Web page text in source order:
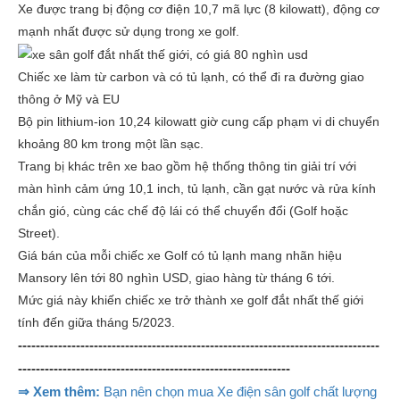
Xe được trang bị động cơ điện 10,7 mã lực (8 kilowatt), động cơ
mạnh nhất được sử dụng trong xe golf.
Chiếc xe làm từ carbon và có tủ lạnh, có thể đi ra đường giao
thông ở Mỹ và EU
Bộ pin lithium-ion 10,24 kilowatt giờ cung cấp phạm vi di chuyển
khoảng 80 km trong một lần sạc.
Trang bị khác trên xe bao gồm hệ thống thông tin giải trí với
màn hình cảm ứng 10,1 inch, tủ lạnh, cần gạt nước và rửa kính
chắn gió, cùng các chế độ lái có thể chuyển đổi (Golf hoặc
Street).
Giá bán của mỗi chiếc xe Golf có tủ lạnh mang nhãn hiệu
Mansory lên tới 80 nghìn USD, giao hàng từ tháng 6 tới.
Mức giá này khiến chiếc xe trở thành xe golf đắt nhất thế giới
tính đến giữa tháng 5/2023.
---------------------------------------------------------------------------------
-------------------------------------------------------------
⇒ Xem thêm: Bạn nên chọn mua Xe điện sân golf chất lượng